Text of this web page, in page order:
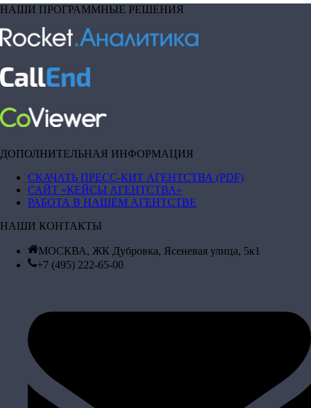
НАШИ ПРОГРАММНЫЕ РЕШЕНИЯ
ДОПОЛНИТЕЛЬНАЯ ИНФОРМАЦИЯ
СКАЧАТЬ ПРЕСС-КИТ АГЕНТСТВА (PDF)
САЙТ «КЕЙСЫ АГЕНТСТВА»
РАБОТА В НАШЕМ АГЕНТСТВЕ
НАШИ КОНТАКТЫ
МОСКВА, ЖК Дубровка, Ясеневая улица, 5к1
+7 (495) 222-65-00